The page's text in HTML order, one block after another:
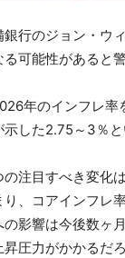
行のジョン・ウ
可能性があると警
年のインフレ率
した2.75～3％
注目すべき変化
、コアインフレ
影響は今後数ヶ
圧力がかかるだろ